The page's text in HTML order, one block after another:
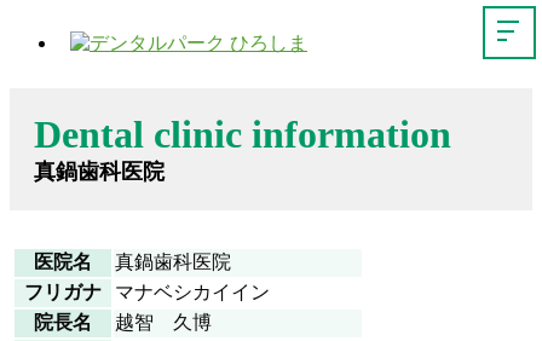
Dental clinic information
真鍋歯科医院
医院名
真鍋歯科医院
フリガナ
マナベシカイイン
院長名
越智 久博